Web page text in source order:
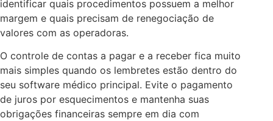
identificar quais procedimentos possuem a melhor
margem e quais precisam de renegociação de
valores com as operadoras.
O controle de contas a pagar e a receber fica muito
mais simples quando os lembretes estão dentro do
seu software médico principal. Evite o pagamento
de juros por esquecimentos e mantenha suas
obrigações financeiras sempre em dia com